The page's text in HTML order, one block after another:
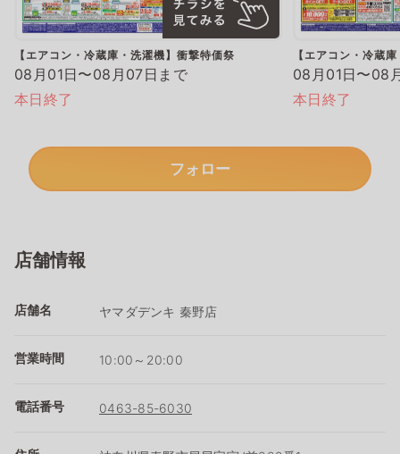
【エアコン・冷蔵庫・洗濯機】衝撃特価祭
08月01日〜08月07日まで
本日終了
【エアコン・冷蔵
08月01日〜08
本日終了
フォロー
店舗情報
店舗名 ヤマダデンキ 秦野店
営業時間 10:00～20:00
電話番号 0463-85-6030